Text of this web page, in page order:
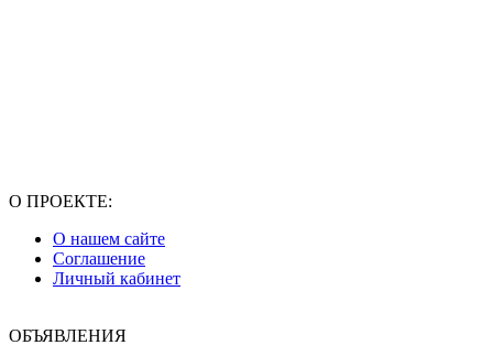
О ПРОЕКТЕ:
О нашем сайте
Соглашение
Личный кабинет
ОБЪЯВЛЕНИЯ